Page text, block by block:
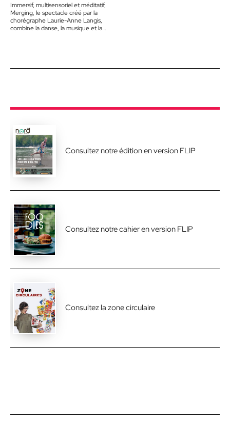
Immersif, multisensoriel et méditatif,
Merging, le spectacle créé par la
chorégraphe Laurie-Anne Langis,
combine la danse, la musique et la
Consultez notre édition en version FLIP
Consultez notre cahier en version FLIP
Consultez la zone circulaire